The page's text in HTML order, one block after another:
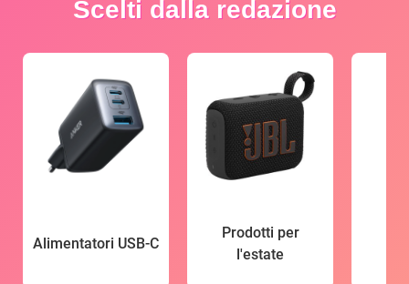
Scelti dalla redazione
Alimentatori USB-C
Prodotti per
l'estate